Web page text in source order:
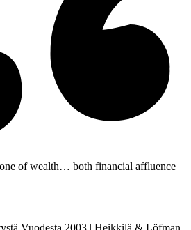
of wealth… both financial affluence